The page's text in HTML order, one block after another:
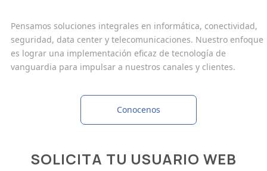
Pensamos soluciones integrales en informática, conectividad,
seguridad, data center y telecomunicaciones. Nuestro enfoque
es lograr una implementación eficaz de tecnología de
vanguardia para impulsar a nuestros canales y clientes.
Conocenos
SOLICITA TU USUARIO WEB